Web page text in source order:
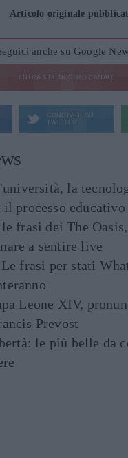
Articolo originale
anche su Google
ENTRA NEL NOSTRO CANALE
CONDIVIDI SU
TWITTER
la
il processo educativo
frasi dei The
a sentire live
frasi per stati
Leone XIV,
Prevost
le più belle da